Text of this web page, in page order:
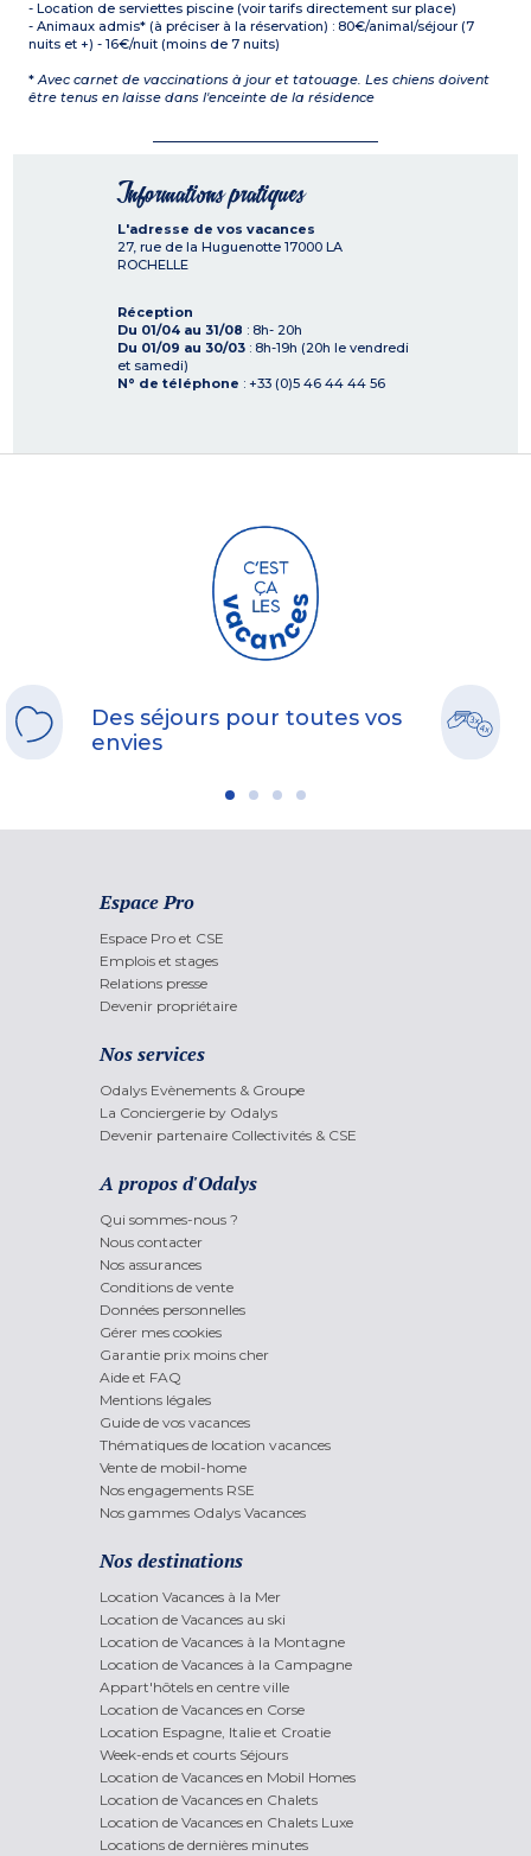
- Location de serviettes piscine (voir tarifs directement sur place)
- Animaux admis* (à préciser à la réservation) : 80€/animal/séjour (7
nuits et +) - 16€/nuit (moins de 7 nuits)
*Avec carnet de vaccinations à jour et tatouage. Les chiens doivent
être tenus en laisse dans l'enceinte de la résidence
Informations pratiques
L'adresse de vos vacances
27, rue de la Huguenotte 17000 LA
ROCHELLE
Réception
Du 01/04 au 31/08 : 8h- 20h
Du 01/09 au 30/03 : 8h-19h (20h le vendredi
et samedi)
N° de téléphone : +33 (0)5 46 44 44 56
Des séjours pour toutes vos
envies
Espace Pro
Espace Pro et CSE
Emplois et stages
Relations presse
Devenir propriétaire
Nos services
Odalys Evènements & Groupe
La Conciergerie by Odalys
Devenir partenaire Collectivités & CSE
A propos d'Odalys
Qui sommes-nous ?
Nous contacter
Nos assurances
Conditions de vente
Données personnelles
Gérer mes cookies
Garantie prix moins cher
Aide et FAQ
Mentions légales
Guide de vos vacances
Thématiques de location vacances
Vente de mobil-home
Nos engagements RSE
Nos gammes Odalys Vacances
Nos destinations
Location Vacances à la Mer
Location de Vacances au ski
Location de Vacances à la Montagne
Location de Vacances à la Campagne
Appart'hôtels en centre ville
Location de Vacances en Corse
Location Espagne, Italie et Croatie
Week-ends et courts Séjours
Location de Vacances en Mobil Homes
Location de Vacances en Chalets
Location de Vacances en Chalets Luxe
Locations de dernières minutes